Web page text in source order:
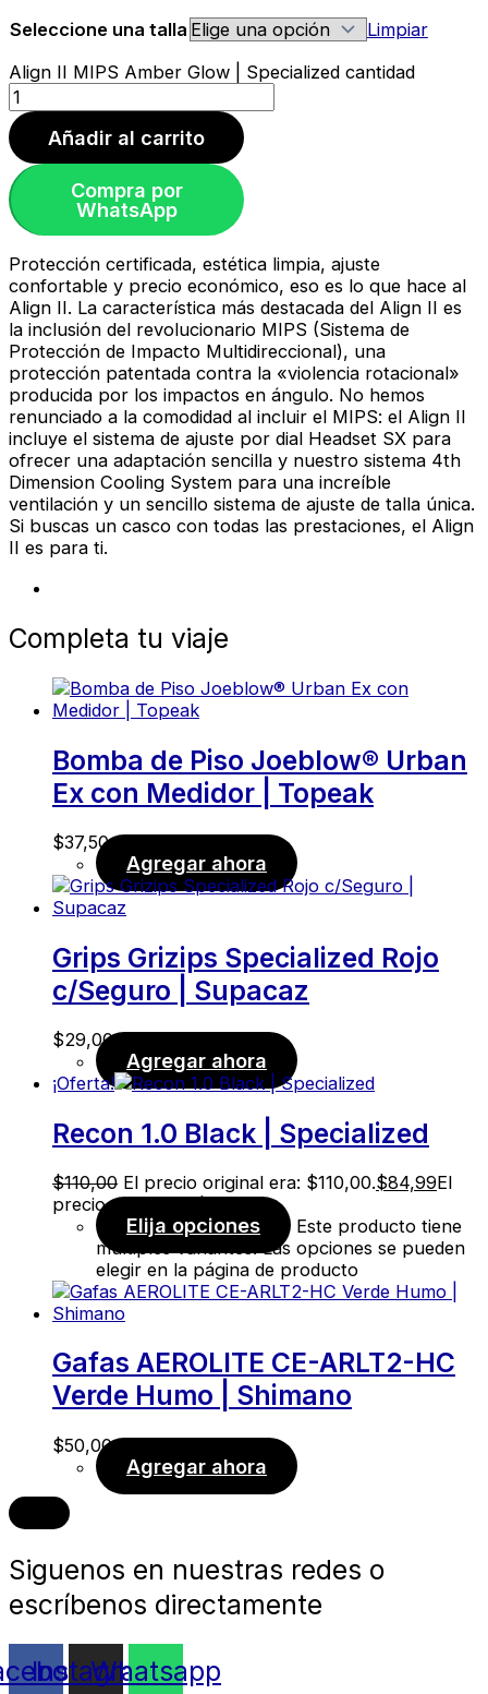
Seleccione una talla
Limpiar
Align II MIPS Amber Glow | Specialized cantidad
Añadir al carrito
Compra por
WhatsApp
Protección certificada, estética limpia, ajuste
confortable y precio económico, eso es lo que hace al
Align II. La característica más destacada del Align II es
la inclusión del revolucionario MIPS (Sistema de
Protección de Impacto Multidireccional), una
protección patentada contra la «violencia rotacional»
producida por los impactos en ángulo. No hemos
renunciado a la comodidad al incluir el MIPS: el Align II
incluye el sistema de ajuste por dial Headset SX para
ofrecer una adaptación sencilla y nuestro sistema 4th
Dimension Cooling System para una increíble
ventilación y un sencillo sistema de ajuste de talla única.
Si buscas un casco con todas las prestaciones, el Align
II es para ti.
Completa tu viaje
Bomba de Piso Joeblow® Urban
Ex con Medidor | Topeak
$37,50
Agregar ahora
Grips Grizips Specialized Rojo
c/Seguro | Supacaz
$29,00
Agregar ahora
¡Oferta!
Recon 1.0 Black | Specialized
$110,00 El precio original era: $110,00.$84,99El
precio actual es: $84,99.
Elija opciones
Este producto tiene
múltiples variantes. Las opciones se pueden
elegir en la página de producto
Gafas AEROLITE CE-ARLT2-HC
Verde Humo | Shimano
$50,00
Agregar ahora
Siguenos en nuestras redes o
escríbenos directamente
Instagram
Whatsapp